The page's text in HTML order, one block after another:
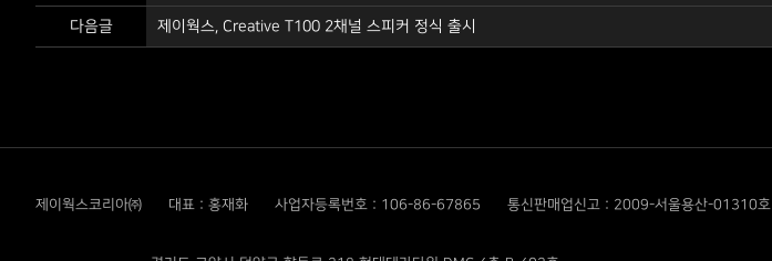
다음글 제이웍스, Creative T100 2채널 스피커 정식 출시
제이웍스코리아㈜ 대표 : 홍재화 사업자등록번호 : 106-86-67865 통신판매업신고 : 2009-서울용산-01310호